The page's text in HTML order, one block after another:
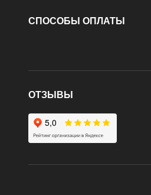
СПОСОБЫ ОПЛАТЫ
ОТЗЫВЫ